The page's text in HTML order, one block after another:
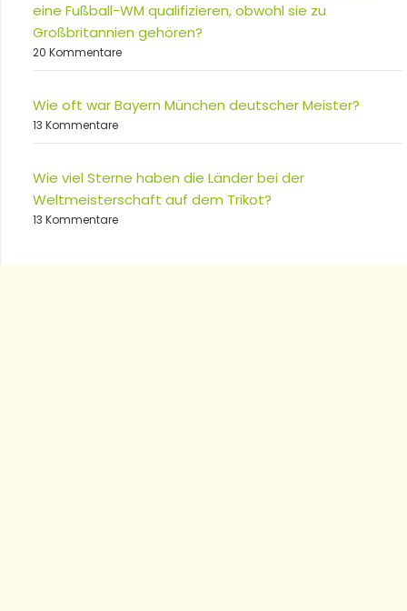
eine Fußball-WM qualifizieren, obwohl sie zu
Großbritannien gehören?
20 Kommentare
Wie oft war Bayern München deutscher Meister?
13 Kommentare
Wie viel Sterne haben die Länder bei der
Weltmeisterschaft auf dem Trikot?
13 Kommentare